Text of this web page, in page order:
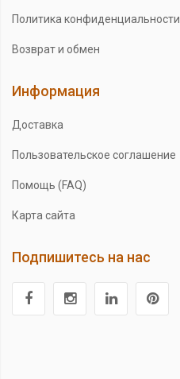
Политика конфиденциальности
Возврат и обмен
Информация
Доставка
Пользовательское соглашение
Помощь (FAQ)
Карта сайта
Подпишитесь на нас